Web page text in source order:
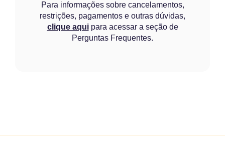
Para informações sobre cancelamentos,
restrições, pagamentos e outras dúvidas,
clique aquipara acessar a seção de
Perguntas Frequentes.